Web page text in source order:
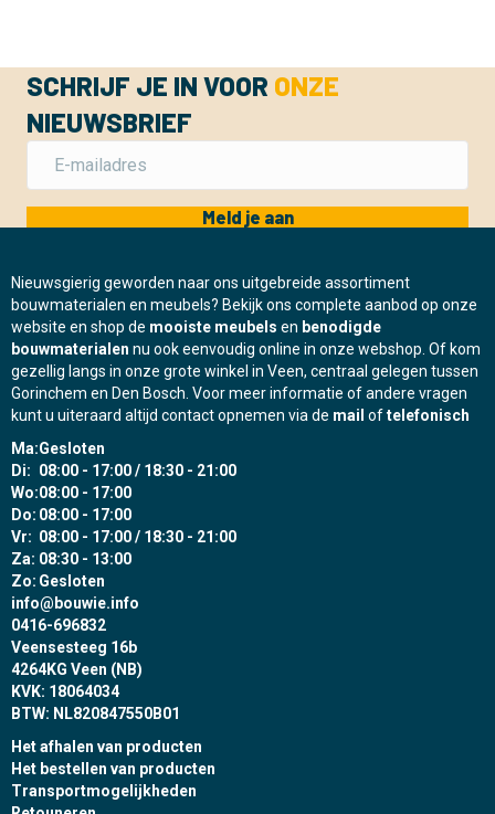
SCHRIJF JE IN VOOR ONZE
NIEUWSBRIEF
Meld je aan
Nieuwsgierig geworden naar ons uitgebreide assortiment
bouwmaterialen en meubels? Bekijk ons complete aanbod op onze
website en shop de mooiste meubels en benodigde
bouwmaterialen nu ook eenvoudig online in onze webshop. Of kom
gezellig langs in onze grote winkel in Veen, centraal gelegen tussen
Gorinchem en Den Bosch. Voor meer informatie of andere vragen
kunt u uiteraard altijd contact opnemen via de mail oftelefonisch
Ma:Gesloten
Di: 08:00 - 17:00 / 18:30 - 21:00
Wo:08:00 - 17:00
Do: 08:00 - 17:00
Vr: 08:00 - 17:00 / 18:30 - 21:00
Za: 08:30 - 13:00
Zo: Gesloten
info@bouwie.info
0416-696832
Veensesteeg 16b
4264KG Veen (NB)
KVK: 18064034
BTW: NL820847550B01
Het afhalen van producten
Het bestellen van producten
Transportmogelijkheden